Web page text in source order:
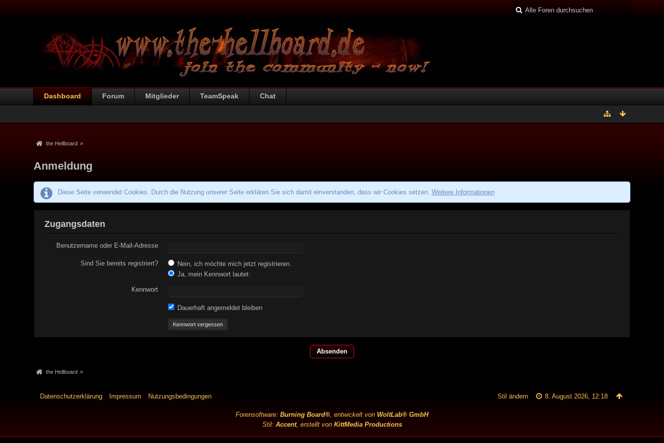
Dashboard Forum Mitglieder TeamSpeak Chat
the Hellboard »
Anmeldung
Diese Seite verwendet Cookies. Durch die Nutzung unserer Seite erklären Sie sich damit einverstanden, dass wir Cookies setzen. Weitere Informationen
Zugangsdaten
Benutzername oder E-Mail-Adresse
Sind Sie bereits registriert?
Nein, ich möchte mich jetzt registrieren.
Ja, mein Kennwort lautet:
Kennwort
Dauerhaft angemeldet bleiben
Kennwort vergessen
the Hellboard »
Datenschutzerklärung Impressum Nutzungsbedingungen 8. August 2026, 12:18
Stil ändern
Forensoftware: Burning Board®, entwickelt von WoltLab® GmbH
Stil: Accent, erstellt von KittMedia Productions